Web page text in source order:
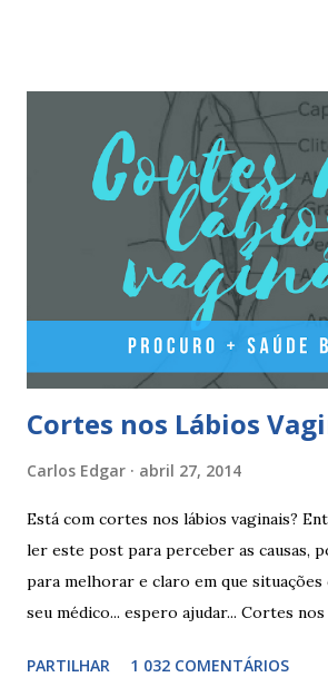
estradiol (estrogénio natural) e 2 mg
comprimidos amarelo claros, contêm 2
estradiol (estrogénio natural) e 3 mg
comprimidos vermelho escuros, contêm
de estradiol (estrogénio natural) 2
não têm hormonas (correspondem ao
Outros componentes: lactose mono-
Cortes nos Lábios
Carlos Edgar abril 27, 2014
Está com cortes nos lábios vaginais?
ler este post para perceber as causas,
para melhorar e claro em que
seu médico... espero ajudar... Cortes
surgir devido às relações sexuais
PARTILHAR 1 032 COMENTÁRIOS